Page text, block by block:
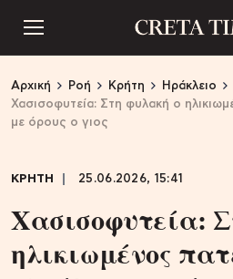
Αρχική Ροή Κρήτη
Ηράκλειο
Χασισοφυτεία: Στη φυλακή ο
με όρους ο γιος
ΚΡΗΤΗ 25.06.2026, 15:41
Χασισοφυτεία:
ηλικιωμένος